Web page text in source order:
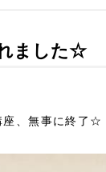
ました☆
座、無事に終了☆